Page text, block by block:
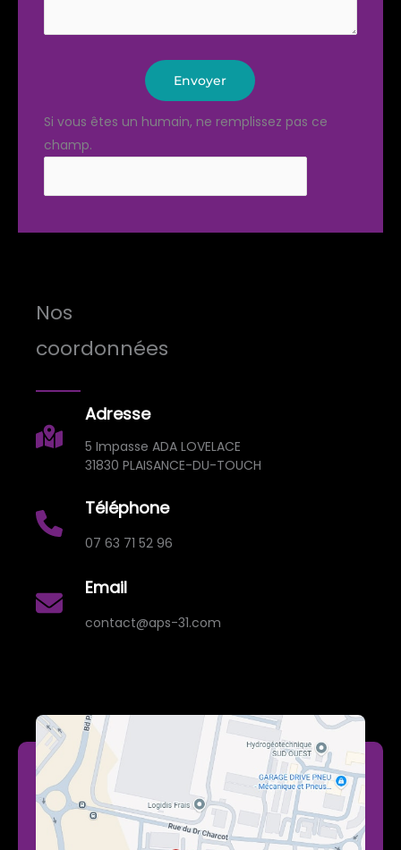
Envoyer
Si vous êtes un humain, ne remplissez pas ce
champ.
Nos
coordonnées
Adresse
5 Impasse ADA LOVELACE
31830 PLAISANCE-DU-TOUCH
Téléphone
07 63 71 52 96
Email
contact@aps-31.com